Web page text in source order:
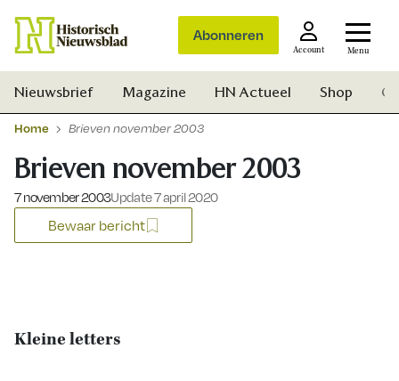
Abonneren
Account Menu
Nieuwsbrief Magazine HN Actueel Shop
Home Brieven november 2003
Brieven november 2003
Gepubliceerd op:
7 november 2003Update 7 april 2020
Bewaar bericht
Kleine letters